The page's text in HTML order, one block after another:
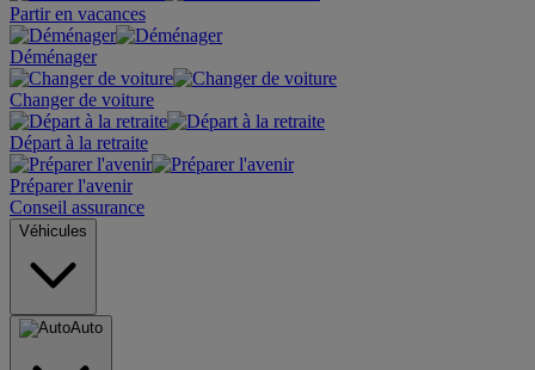
Partir en vacances
Déménager
Changer de voiture
Départ à la retraite
Préparer l'avenir
Conseil assurance
Véhicules
Auto